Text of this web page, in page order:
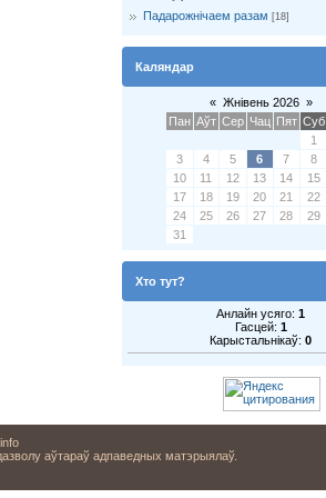
Падарожнічаем разам [18]
Каляндар
« Жнівень 2026 »
Пан Аўт Сер Чац Пят Суб
1
3
4 5 6 7 8
10
11 12 13 14 15
17
18 19 20 21 22
24
25 26 27 28 29
31
Хто тут?
Анлайн усяго: 1
Гасцей: 1
Карыстальнікаў: 0
аўтараў адпаведных матэрыялаў.